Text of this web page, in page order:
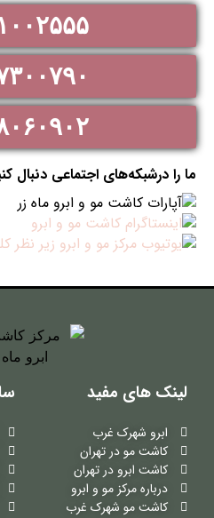
ما را درشبکه‌های اجتماعی دنبال
لینک های مفید
ابرو شهرک غرب
کاشت مو در تهران
کاشت ابرو در تهران
درباره مرکز مو و ابرو
کاشت مو شهرک غرب